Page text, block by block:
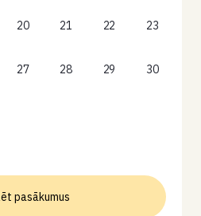
20 21 22 23
27 28 29 30
pasākumus